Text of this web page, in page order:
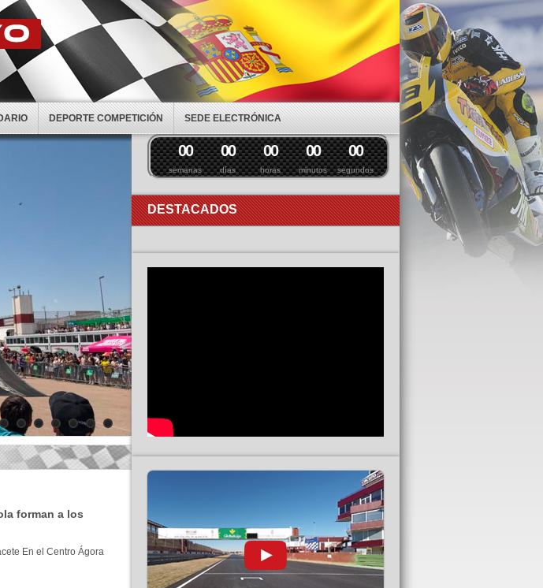
DEPORTE COMPETICIÓN SEDE ELECTRÓNICA
8 9 10 11 12 13 14
forman a los
En el Centro Ágora
semanas
00
días
00
horas
00
minutos
00
segundos
00
DESTACADOS